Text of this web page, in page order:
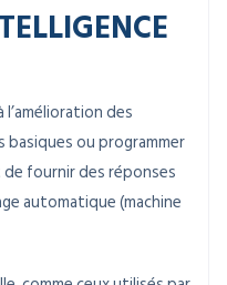
des
ou programmer
fournir des réponses
automatique (machine